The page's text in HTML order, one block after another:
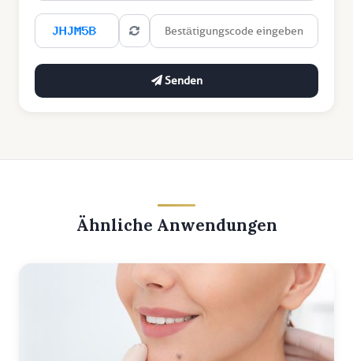
Senden
Ähnliche Anwendungen